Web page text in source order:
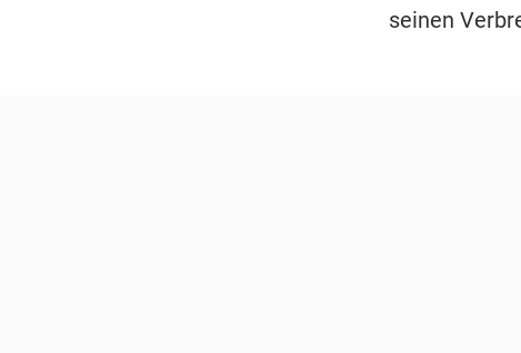
seinen